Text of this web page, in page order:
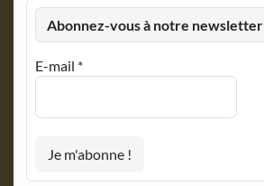
Abonnez-vous à notre newsletter
E-mail *